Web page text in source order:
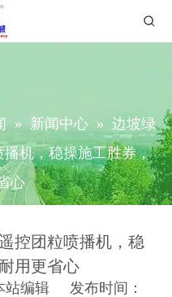
» 新闻中心 » 边坡绿
机，稳操施工胜券，
心
控团粒喷播机，稳
用更省心
编辑 发布时间：